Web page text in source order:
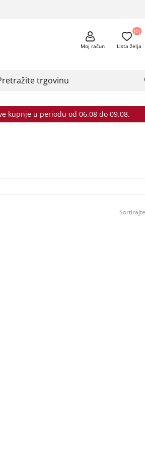
Moj račun Lista želja
(0)
kupnje u periodu od 06.08 do 09.08.